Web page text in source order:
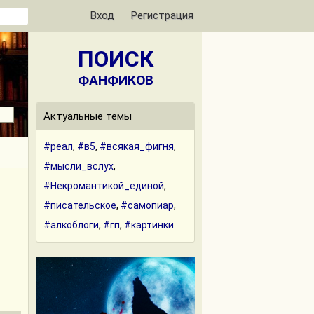
Вход Регистрация
ПОИСК
ФАНФИКОВ
Актуальные темы
#реал, #в5, #всякая_фигня,
#мысли_вслух,
#Некромантикой_единой,
#писательское, #самопиар,
#алкоблоги, #гп, #картинки